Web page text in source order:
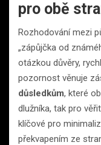
pro obě
Rozhodování mezi
„zápůjčka od
otázkou důvěry,
pozornost věnuje
důsledkům, které
dlužníka, tak pro
klíčové pro
překvapením ze